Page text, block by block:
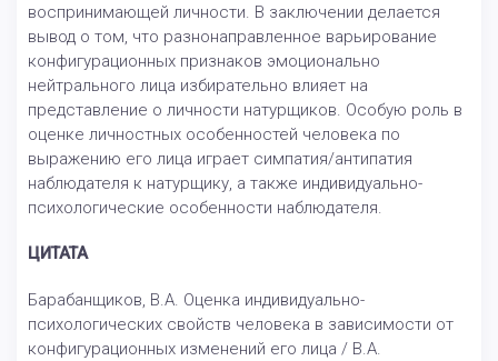
воспринимающей личности. В заключении делается
вывод о том, что разнонаправленное варьирование
конфигурационных признаков эмоционально
нейтрального лица избирательно влияет на
представление о личности натурщиков. Особую роль в
оценке личностных особенностей человека по
выражению его лица играет симпатия/антипатия
наблюдателя к натурщику, а также индивидуально-
психологические особенности наблюдателя.
ЦИТАТА
Барабанщиков, В.А. Оценка индивидуально-
психологических свойств человека в зависимости от
конфигурационных изменений его лица / В.А.